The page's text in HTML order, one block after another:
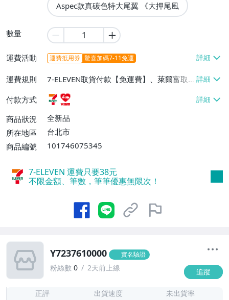
Aspec款真碳色特大尾翼 《大押尾風
數量
運費活動 運費抵用券 驚喜加碼7-11免運
運費規則
7-ELEVEN取貨付款【免運費】、萊爾富取
貨付款【免運費】
付款方式
商品狀況
全新品
所在地區
台北市
商品編號
101746075345
7-ELEVEN 運費只要38元
不限金額、筆數，筆筆優惠無限次！
Y7237610000 實名驗證
粉絲數 0 2天前上線 追蹤
正評 出貨速度 未出貨率